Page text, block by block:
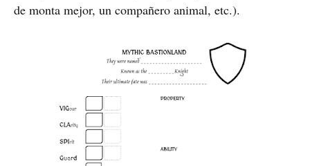
de monta mejor, un compañero animal, etc.).